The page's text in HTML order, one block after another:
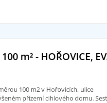
100 m²- HOŘOVICE,
100 m2 v Hořovicích, ulice
přízemí cihlového domu.